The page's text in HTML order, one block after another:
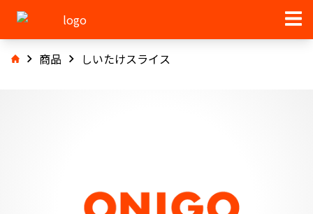
商品 しいたけスライス